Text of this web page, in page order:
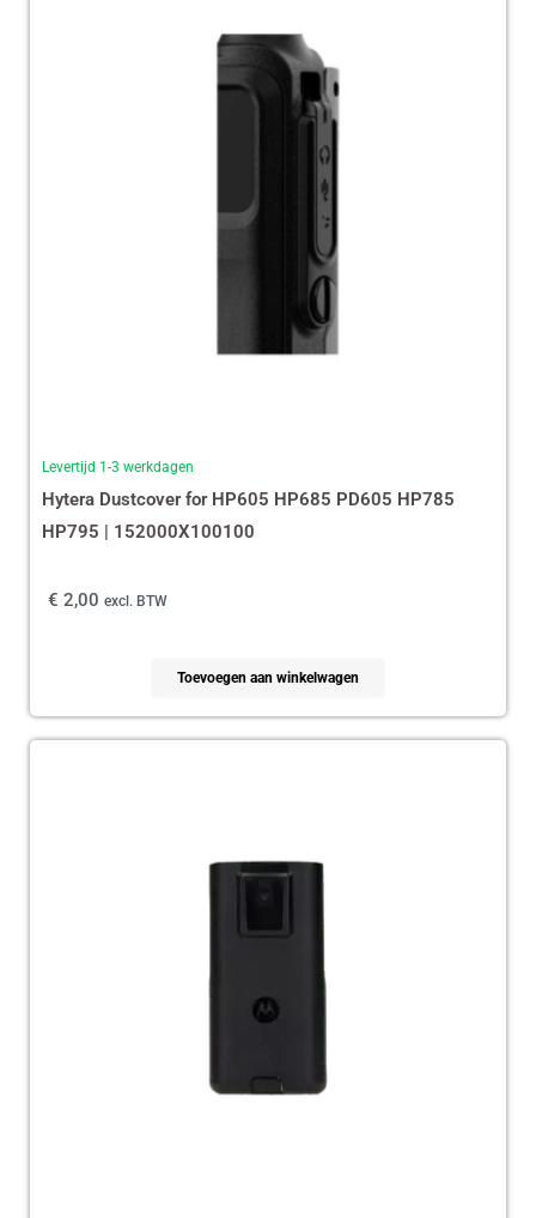
Levertijd 1-3 werkdagen
Hytera Dustcover for HP605 HP685 PD605 HP785
HP795 | 152000X100100
€ 2,00 excl. BTW
Toevoegen aan winkelwagen